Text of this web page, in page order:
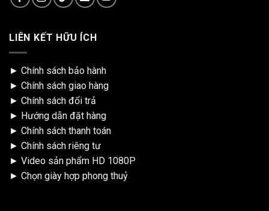
LIÊN KẾT HỮU ÍCH
► Chính sách bảo hành
► Chính sách giao hàng
► Chính sách đổi trả
► Hướng dẫn đặt hàng
► Chính sách thanh toán
► Chính sách riêng tư
► Video sản phẩm HD 1080P
► Chọn giày hợp phong thuỷ